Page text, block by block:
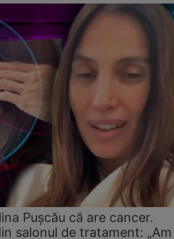
Pușcău că are cancer.
salonul de tratament: